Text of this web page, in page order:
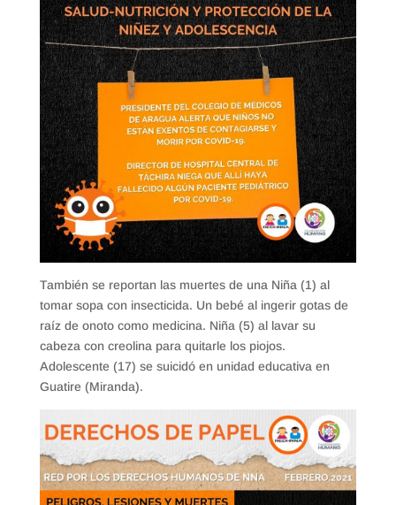
También se reportan las muertes de una Niña (1) al
tomar sopa con insecticida. Un bebé al ingerir gotas de
raíz de onoto como medicina. Niña (5) al lavar su
cabeza con creolina para quitarle los piojos.
Adolescente (17) se suicidó en unidad educativa en
Guatire (Miranda).